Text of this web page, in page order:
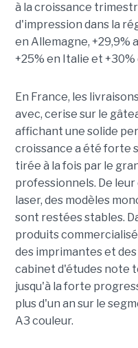
à la croissance
d'impression dans la
en Allemagne, +29,9%
+25% en Italie et +30%
En France, les
avec, cerise sur le
affichant une solide
croissance a été forte
tirée à la fois par le
professionnels. De
laser, des modèles
sont restées stables.
produits
des imprimantes et
cabinet d'études note
jusqu'à la forte
plus d'un an sur le
A3 couleur.